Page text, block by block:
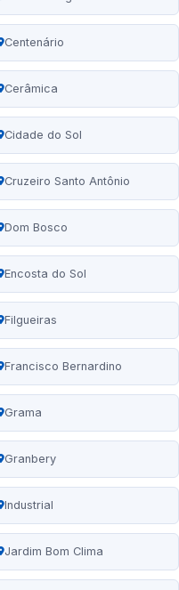
Centenário
Cerâmica
Cidade do Sol
Cruzeiro Santo Antônio
Dom Bosco
Encosta do Sol
Filgueiras
Francisco Bernardino
Grama
Granbery
Industrial
Jardim Bom Clima